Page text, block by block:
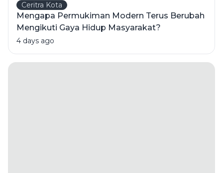
Ceritra Kota
Mengapa Permukiman Modern Terus Berubah
Mengikuti Gaya Hidup Masyarakat?
4 days ago